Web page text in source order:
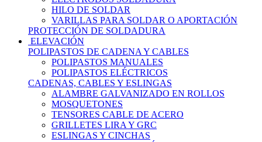
HILO DE SOLDAR
VARILLAS PARA SOLDAR O APORTACIÓN
PROTECCIÓN DE SOLDADURA
ELEVACIÓN
POLIPASTOS DE CADENA Y CABLES
POLIPASTOS MANUALES
POLIPASTOS ELÉCTRICOS
CADENAS, CABLES Y ESLINGAS
ALAMBRE GALVANIZADO EN ROLLOS
MOSQUETONES
TENSORES CABLE DE ACERO
GRILLETES LIRA Y GRC
ESLINGAS Y CINCHAS